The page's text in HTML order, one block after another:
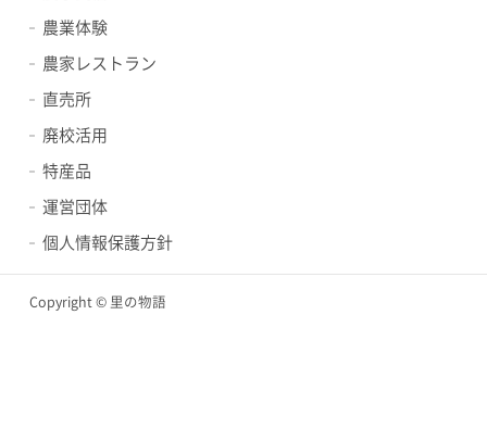
農業体験
農家レストラン
直売所
廃校活用
特産品
運営団体
個人情報保護方針
Copyright © 里の物語